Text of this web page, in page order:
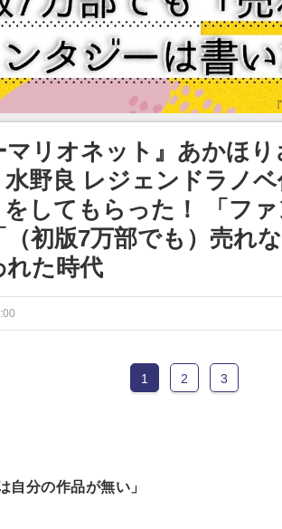
マリオネット』あかほ
水野良 レジェンドラノ
してもらった！ 「フ
（初版7万部でも）売れ
れた時代
1 2 3
自分の作品が無い」